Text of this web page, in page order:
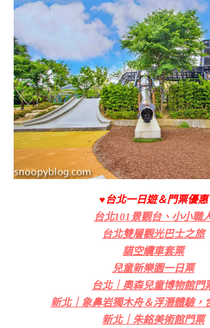
♥台北一日遊＆門票優惠
台北101景觀台、小小職
台北雙層觀光巴士之旅
貓空纜車套票
兒童新樂園一日票
台北｜奧森兒童博物館門
新北｜象鼻岩獨木舟＆浮潛體驗，
新北｜朱銘美術館門票